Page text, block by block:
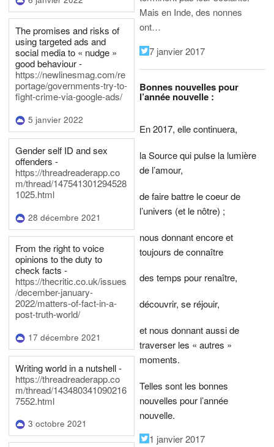
The promises and risks of
using targeted ads and
social media to « nudge »
good behaviour -
https://newlinesmag.com/re
portage/governments-try-to-
fight-crime-via-google-ads/
5 janvier 2022
Gender self ID and sex
offenders -
https://threadreaderapp.co
m/thread/147541301294528
1025.html
28 décembre 2021
From the right to voice
opinions to the duty to
check facts -
https://thecritic.co.uk/issues
/december-january-
2022/matters-of-fact-in-a-
post-truth-world/
17 décembre 2021
Writing world in a nutshell -
https://threadreaderapp.co
m/thread/143480341090216
7552.html
3 octobre 2021
Mais en Inde, des nonnes
ont…
7 janvier 2017
Bonnes nouvelles pour
l’année nouvelle :
En 2017, elle continuera,
la Source qui pulse la lumière
de l’amour,
de faire battre le coeur de
l’univers (et le nôtre) ;
nous donnant encore et
toujours de connaître
des temps pour renaître,
découvrir, se réjouir,
et nous donnant aussi de
traverser les « autres »
moments.
Telles sont les bonnes
nouvelles pour l’année
nouvelle.
1 janvier 2017